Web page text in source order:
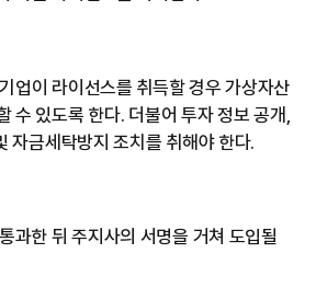
업이 라이선스를 취득할 경우 가상자산
수 있도록 한다. 더불어 투자 정보 공개,
자금세탁방지 조치를 취해야 한다.
과한 뒤 주지사의 서명을 거쳐 도입될